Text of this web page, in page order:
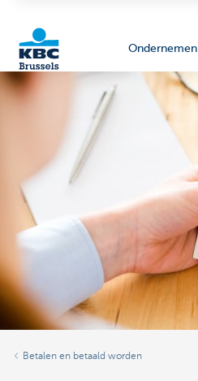
KBC
Ondernemers
Ondernemen
Betalen en betaald worden